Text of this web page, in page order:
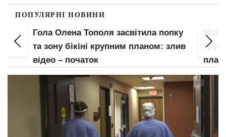
ПОПУЛЯРНІ НОВИНИ
Гола Олена Тополя засвітила попку
та зону бікіні крупним планом: злив
відео – початок